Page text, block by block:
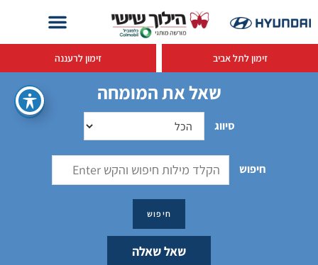
זימון לתל אביב זימון לרעננה
שאל את המומחה
סיווג
חיפוש
שאל שאלה